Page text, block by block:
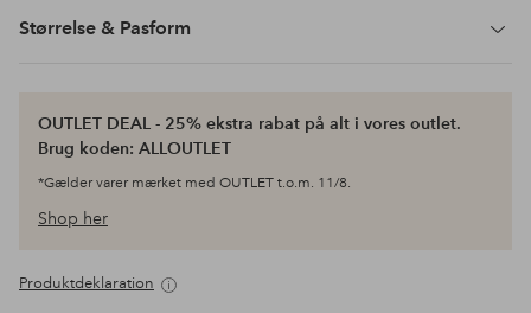
Størrelse & Pasform
OUTLET DEAL - 25% ekstra rabat på alt i vores outlet.
Brug koden: ALLOUTLET
*Gælder varer mærket med OUTLET t.o.m. 11/8.
Shop her
Produktdeklaration